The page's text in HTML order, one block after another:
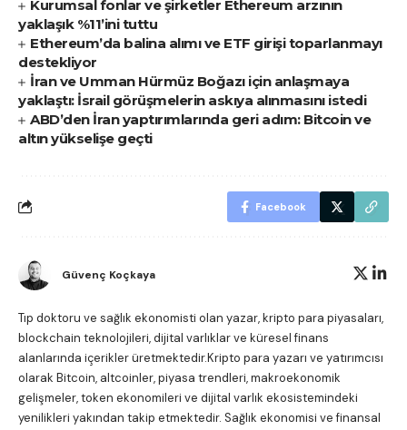
Kurumsal fonlar ve şirketler Ethereum arzının
yaklaşık %11’ini tuttu
Ethereum’da balina alımı ve ETF girişi toparlanmayı
destekliyor
İran ve Umman Hürmüz Boğazı için anlaşmaya
yaklaştı: İsrail görüşmelerin askıya alınmasını istedi
ABD’den İran yaptırımlarında geri adım: Bitcoin ve
altın yükselişe geçti
Facebook
Güvenç Koçkaya
Tıp doktoru ve sağlık ekonomisti olan yazar, kripto para piyasaları,
blockchain teknolojileri, dijital varlıklar ve küresel finans
alanlarında içerikler üretmektedir.Kripto para yazarı ve yatırımcısı
olarak Bitcoin, altcoinler, piyasa trendleri, makroekonomik
gelişmeler, token ekonomileri ve dijital varlık ekosistemindeki
yenilikleri yakından takip etmektedir. Sağlık ekonomisi ve finansal